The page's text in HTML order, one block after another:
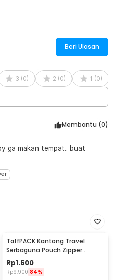
produk ini:
Pakaian Vacuum Bag
Beri Ulasan
3 (0) 2 (0) 1 (0)
Membantu (0)
ga makan tempat.. buat
TaffPACK Kantong Travel
Serbaguna Pouch Zipper
Organizer 1 PCS - CC-003
Rp1.600
Rp9.900 84%